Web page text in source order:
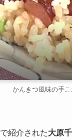
かんきつ風味の手こ
で紹介された大原